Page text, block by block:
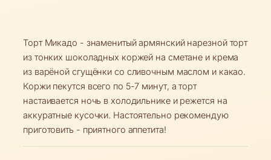
Торт Микадо - знаменитый армянский нарезной торт
из тонких шоколадных коржей на сметане и крема
из варёной сгущёнки со сливочным маслом и какао.
Коржи пекутся всего по 5-7 минут, а торт
настаивается ночь в холодильнике и режется на
аккуратные кусочки. Настоятельно рекомендую
приготовить - приятного аппетита!